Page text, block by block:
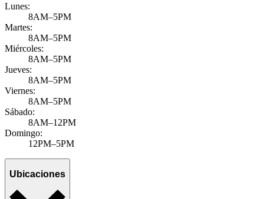
Lunes:
8AM–5PM
Martes:
8AM–5PM
Miércoles:
8AM–5PM
Jueves:
8AM–5PM
Viernes:
8AM–5PM
Sábado:
8AM–12PM
Domingo:
12PM–5PM
Ubicaciones